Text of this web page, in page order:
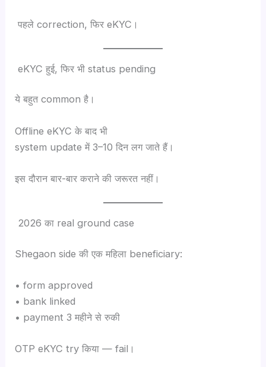
पहले correction, फिर eKYC।
eKYC हुई, फिर भी status pending
ये बहुत common है।
Offline eKYC के बाद भी
system update में 3–10 दिन लग जाते हैं।
इस दौरान बार-बार कराने की जरूरत नहीं।
2026 का real ground case
Shegaon side की एक महिला beneficiary:
• form approved
• bank linked
• payment 3 महीने से रुकी
OTP eKYC try किया — fail।